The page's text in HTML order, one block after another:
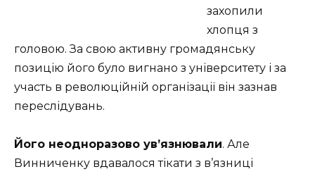
захопили
хлопця з
головою. За свою активну громадянську
позицію його було вигнано з університету і за
участь в революційній організації він зазнав
переслідувань.
Його неодноразово ув’язнювали. Але
Винниченку вдавалося тікати з в’язниці